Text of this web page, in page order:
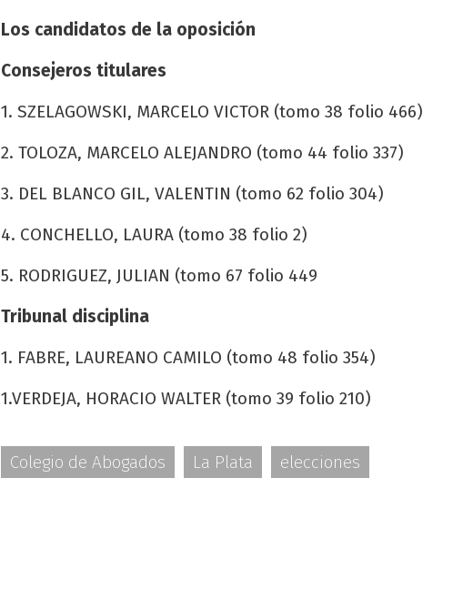
Los candidatos de la oposición
Consejeros titulares
1. SZELAGOWSKI, MARCELO VICTOR (tomo 38 folio 466)
2. TOLOZA, MARCELO ALEJANDRO (tomo 44 folio 337)
3. DEL BLANCO GIL, VALENTIN (tomo 62 folio 304)
4. CONCHELLO, LAURA (tomo 38 folio 2)
5. RODRIGUEZ, JULIAN (tomo 67 folio 449
Tribunal disciplina
1. FABRE, LAUREANO CAMILO (tomo 48 folio 354)
1.VERDEJA, HORACIO WALTER (tomo 39 folio 210)
Colegio de Abogados La Plata elecciones